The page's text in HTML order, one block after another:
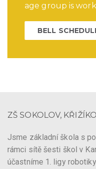
age group is
BELL
ZŠ SOKOLOV,
Jsme základní škola s
rámci sítě šesti škol v
účastníme 1. ligy